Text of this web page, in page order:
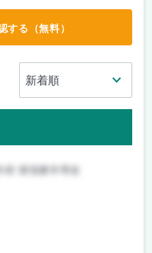
する（無料）
府 環境農学専攻